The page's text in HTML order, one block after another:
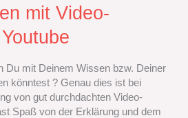
mit‭ ‬Video-
Du mit Deinem Wissen bzw.‭ ‬Deiner
könntest‭ ? ‬Genau dies ist bei
von gut durchdachten Video-
Spaß von der Erklärung und dem